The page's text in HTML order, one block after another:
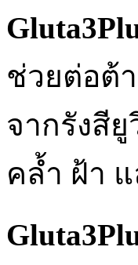
ช่วยต่อต้
จากรังสี
คล้ำ ฝ้า